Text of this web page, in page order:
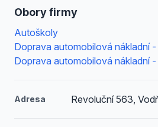
Obory firmy
Autoškoly
Doprava automobilová nákladní
Doprava automobilová nákladní
Adresa Revoluční 563,